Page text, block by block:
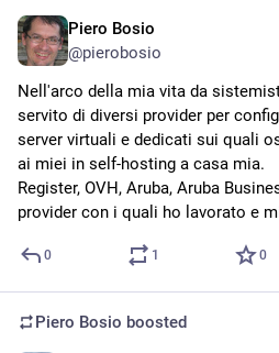
Piero Bosio
@pierobosio
Nell'arco della mia vita da
servito di diversi provider per
server virtuali e dedicati sui quali
ai miei in self-hosting a casa mia.
Register, OVH, Aruba, Aruba
provider con i quali ho lavorato e
0 1 0
Piero Bosio boosted